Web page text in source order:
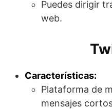
Puedes dirigir
web.
Características:
Plataforma de
mensajes